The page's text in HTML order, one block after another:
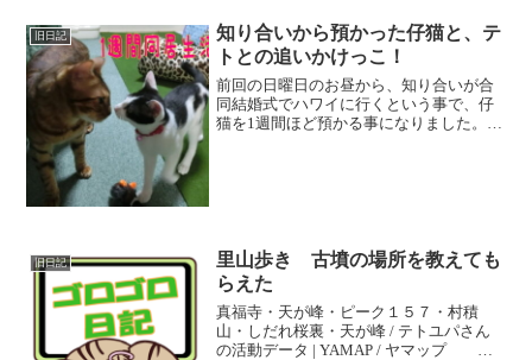
旧日記
知り合いから預かった仔猫と、テ
トとの追いかけっこ！
前回の日曜日のお昼から、知り合いが合
同結婚式でハワイに行くという事で、仔
猫を1週間ほど預かる事になりました。
旧日記
里山歩き 古墳の場所を教えても
らえた
真福寺・天が峰・ピーク１５７・村積
山・しだれ桜裏・天が峰 / テトユパさん
の活動データ | YAMAP / ヤマップ 今